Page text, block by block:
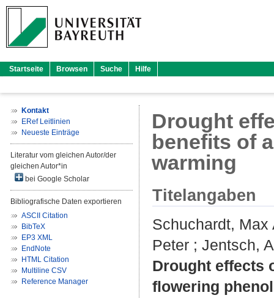
Startseite Browsen Suche Hilfe
Kontakt
ERef Leitlinien
Neueste Einträge
Literatur vom gleichen Autor/der
gleichen Autor*in
bei Google Scholar
Bibliografische Daten exportieren
ASCII Citation
BibTeX
EP3 XML
EndNote
HTML Citation
Multiline CSV
Reference Manager
Drought
benefits of
warming
Titelangaben
Schuchardt, Max
Peter ; Jentsch,
Drought effects
flowering